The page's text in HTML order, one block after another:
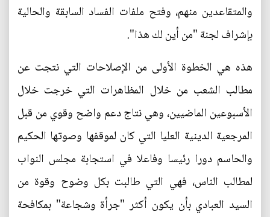
والمتقاعدين منهم، وفتح ملفات الفساد السابقة والحالية
بإشراف لجنة "من أين لك هذا".
هذه هي الخطوة الأولى من الإصلاحات التي نتجت عن
مطالب الشعب من خلال المظاهرات التي خرجت خلال
الأسبوعين الماضيين، وهي نتاج دعم واضح وقوي من قبل
المرجعية الدينية العليا التي كان لموقفها وصوتها الحكيم
والحاسم دورا رئيسا وفاعلا في استجابة مجلس النواب
لمطالب الناس، فهي التي طالبت بكل وضوح وقوة من
السيد العبادي بأن يكون أكثر "جرأة وشجاعة" بمكافحة